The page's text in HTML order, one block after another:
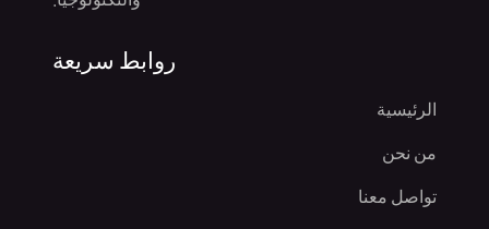
روابط سريعة
الرئيسية
من نحن
تواصل معنا